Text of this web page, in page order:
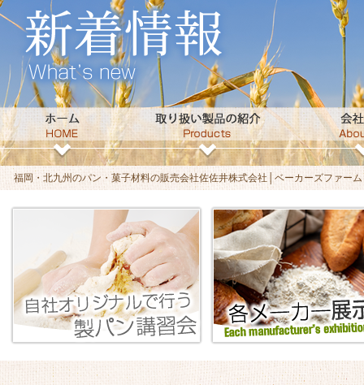
福岡・北九州のパン・菓子材料の販売会社佐佐井株式会社│ベーカーズファー